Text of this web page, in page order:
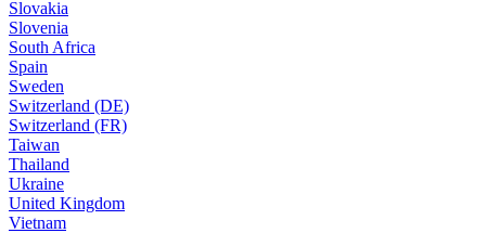
Slovakia
Slovenia
South Africa
Spain
Sweden
Switzerland (DE)
Switzerland (FR)
Taiwan
Thailand
Ukraine
United Kingdom
Vietnam